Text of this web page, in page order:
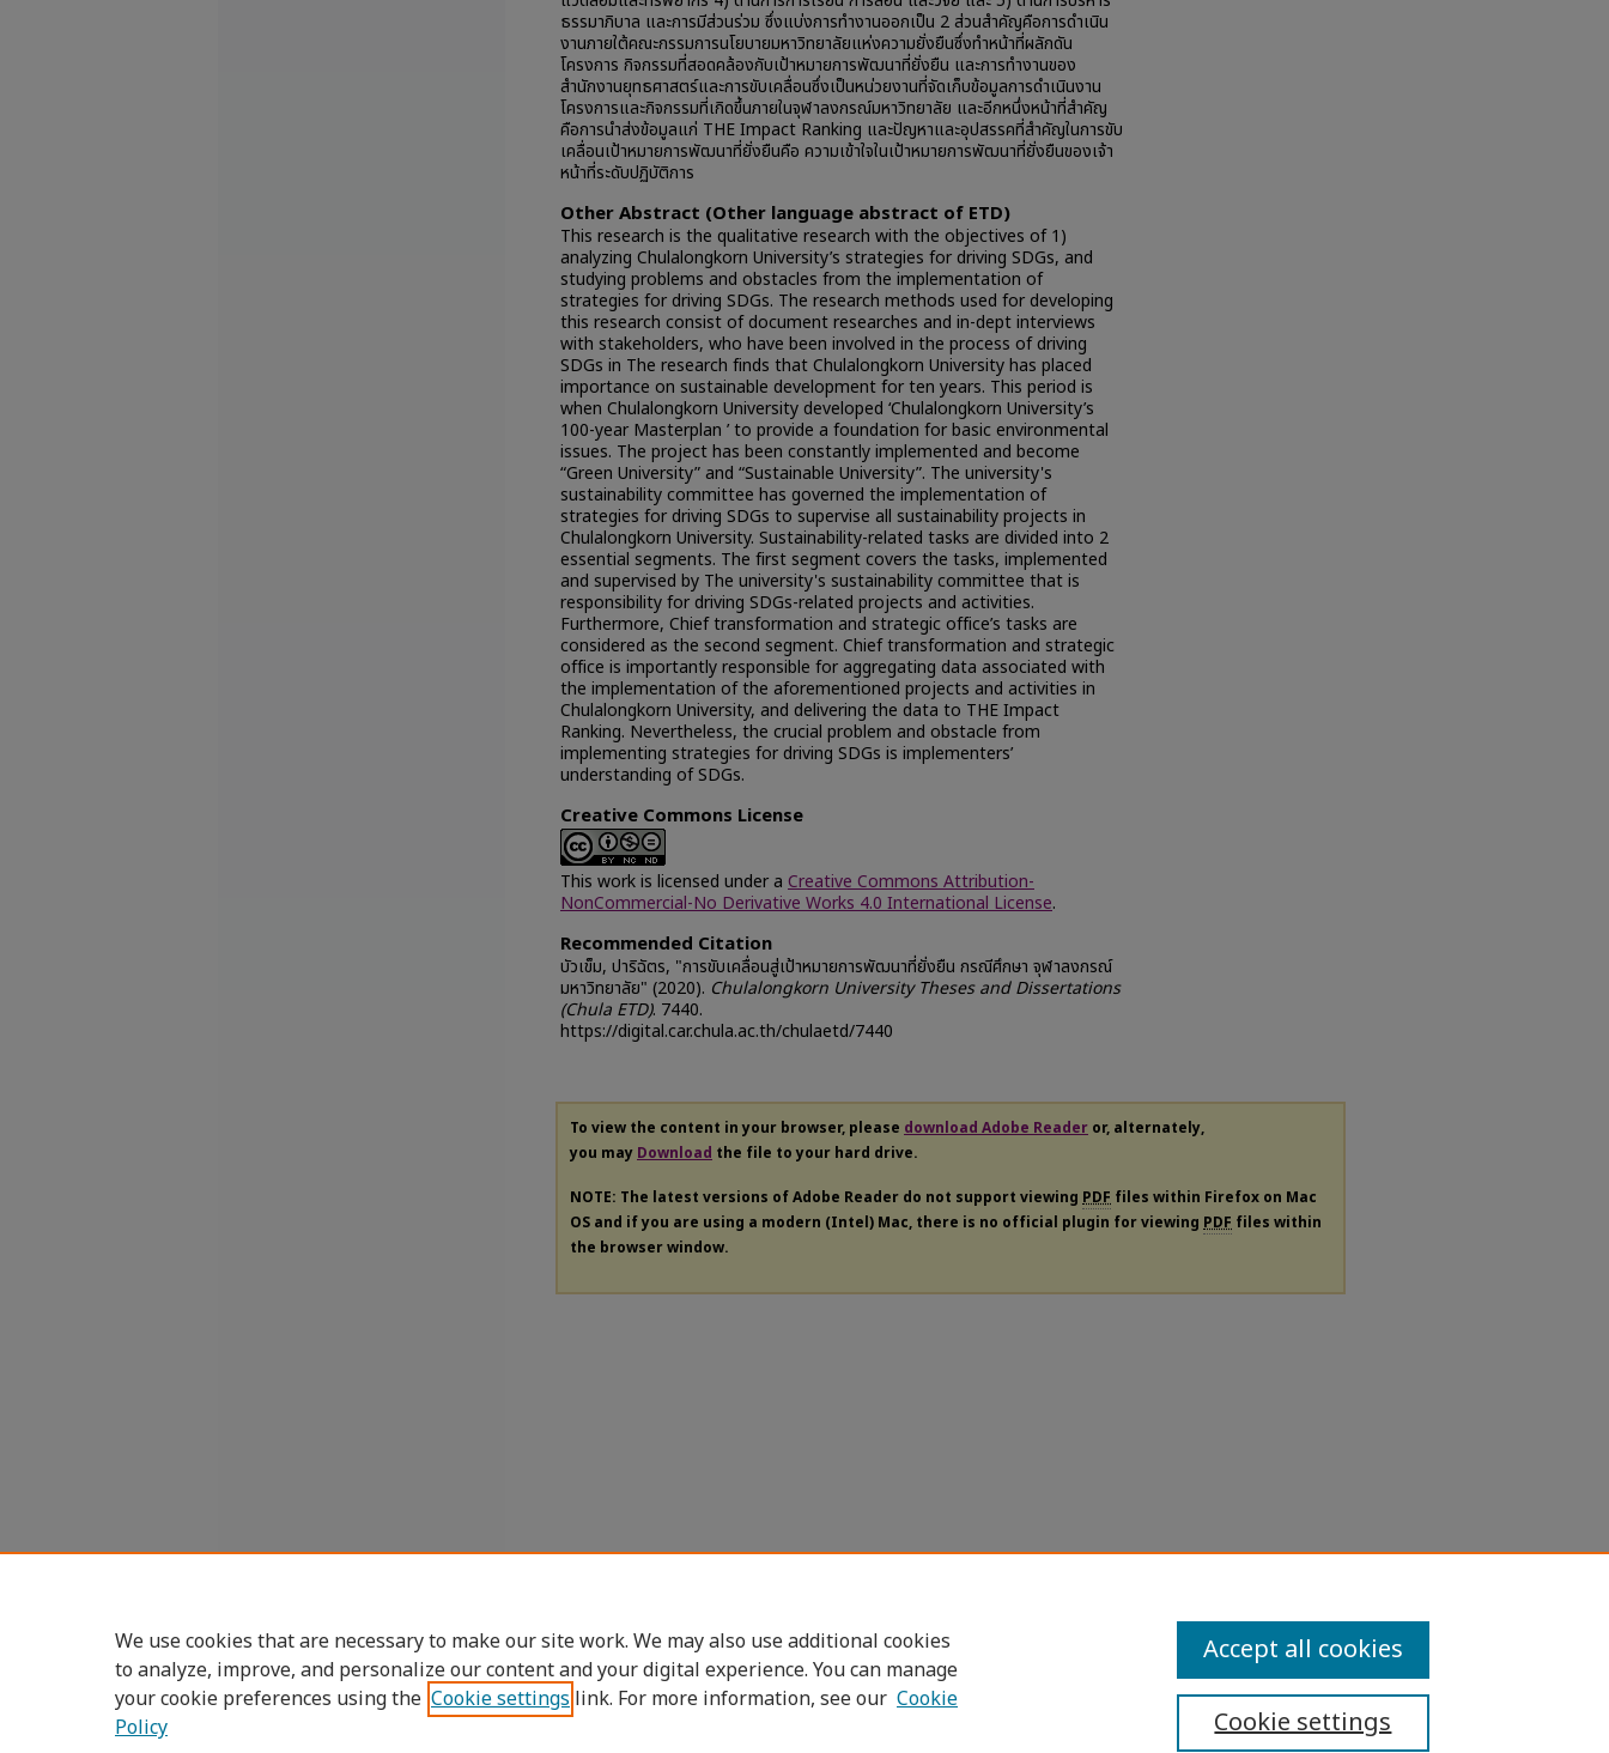
ธรรมาภิบาล และการมีส่วนร่วม ซึ่งแบ่งการทำงานออกเป็น 2 ส่วนสำคัญคือการดำเนิน
งานภายใต้คณะกรรมการนโยบายมหาวิทยาลัยแห่งความยั่งยืนซึ่งทำหน้าที่ผลักดัน
โครงการ กิจกรรมที่สอดคล้องกับเป้าหมายการพัฒนาที่ยั่งยืน และการทำงานของ
สำนักงานยุทธศาสตร์และการขับเคลื่อนซึ่งเป็นหน่วยงานที่จัดเก็บข้อมูลการดำเนินงาน
โครงการและกิจกรรมที่เกิดขึ้นภายในจุฬาลงกรณ์มหาวิทยาลัย และอีกหนึ่งหน้าที่สำคัญ
คือการนำส่งข้อมูลแก่ THE Impact Ranking และปัญหาและอุปสรรคที่สำคัญในการขับ
เคลื่อนเป้าหมายการพัฒนาที่ยั่งยืนคือ ความเข้าใจในเป้าหมายการพัฒนาที่ยั่งยืนของเจ้า
หน้าที่ระดับปฏิบัติการ
Other Abstract (Other language abstract of ETD)
This research is the qualitative research with the objectives of 1)
analyzing Chulalongkorn University’s strategies for driving SDGs, and
studying problems and obstacles from the implementation of
strategies for driving SDGs. The research methods used for developing
this research consist of document researches and in-dept interviews
with stakeholders, who have been involved in the process of driving
SDGs in The research finds that Chulalongkorn University has placed
importance on sustainable development for ten years. This period is
when Chulalongkorn University developed ‘Chulalongkorn University’s
100-year Masterplan ’ to provide a foundation for basic environmental
issues. The project has been constantly implemented and become
“Green University” and “Sustainable University”. The university's
sustainability committee has governed the implementation of
strategies for driving SDGs to supervise all sustainability projects in
Chulalongkorn University. Sustainability-related tasks are divided into 2
essential segments. The first segment covers the tasks, implemented
and supervised by The university's sustainability committee that is
responsibility for driving SDGs-related projects and activities.
Furthermore, Chief transformation and strategic office’s tasks are
considered as the second segment. Chief transformation and strategic
office is importantly responsible for aggregating data associated with
the implementation of the aforementioned projects and activities in
Chulalongkorn University, and delivering the data to THE Impact
Ranking. Nevertheless, the crucial problem and obstacle from
implementing strategies for driving SDGs is implementers’
understanding of SDGs.
Creative Commons License
This work is licensed under a Creative Commons Attribution-
NonCommercial-No Derivative Works 4.0 International License.
Recommended Citation
บัวเข็ม, ปาริฉัตร, "การขับเคลื่อนสู่เป้าหมายการพัฒนาที่ยั่งยืน กรณีศึกษา จุฬาลงกรณ์
มหาวิทยาลัย" (2020). Chulalongkorn University Theses and Dissertations
(Chula ETD). 7440.
https://digital.car.chula.ac.th/chulaetd/7440
To view the content in your browser, please download Adobe Reader or, alternately,
you may Download the file to your hard drive.
NOTE: The latest versions of Adobe Reader do not support viewing PDF files within Firefox on Mac
OS and if you are using a modern (Intel) Mac, there is no official plugin for viewing PDF files within
the browser window.
We use cookies that are necessary to make our site work. We may also use additional cookies
to analyze, improve, and personalize our content and your digital experience. You can manage
your cookie preferences using the Cookie settings link. For more information, see our Cookie
Policy
Cookie settings
Accept all cookies